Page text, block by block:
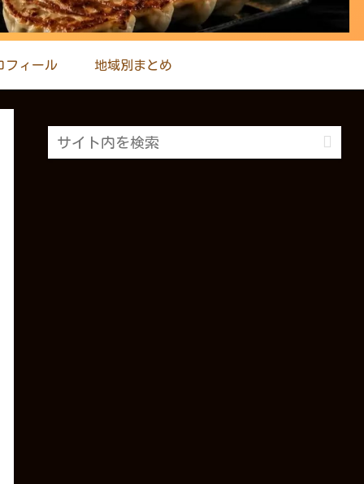
フィール 地域別まとめ